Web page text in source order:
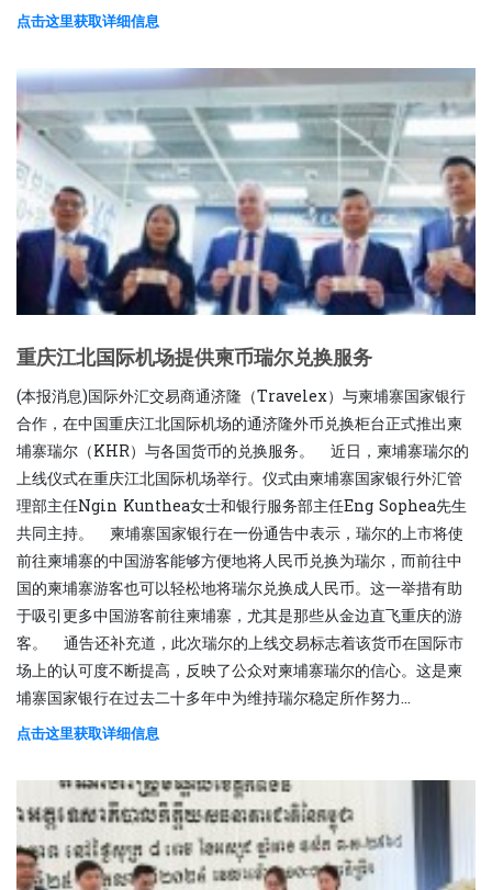
点击这里获取详细信息
重庆江北国际机场提供柬币瑞尔兑换服务
(本报消息)国际外汇交易商通济隆（Travelex）与柬埔寨国家银行
合作，在中国重庆江北国际机场的通济隆外币兑换柜台正式推出柬
埔寨瑞尔（KHR）与各国货币的兑换服务。 近日，柬埔寨瑞尔的
上线仪式在重庆江北国际机场举行。仪式由柬埔寨国家银行外汇管
理部主任Ngin Kunthea女士和银行服务部主任Eng Sophea先生
共同主持。 柬埔寨国家银行在一份通告中表示，瑞尔的上市将使
前往柬埔寨的中国游客能够方便地将人民币兑换为瑞尔，而前往中
国的柬埔寨游客也可以轻松地将瑞尔兑换成人民币。这一举措有助
于吸引更多中国游客前往柬埔寨，尤其是那些从金边直飞重庆的游
客。 通告还补充道，此次瑞尔的上线交易标志着该货币在国际市
场上的认可度不断提高，反映了公众对柬埔寨瑞尔的信心。这是柬
埔寨国家银行在过去二十多年中为维持瑞尔稳定所作努力...
点击这里获取详细信息